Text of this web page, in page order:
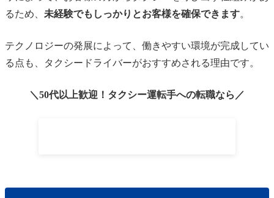
るため、 未経験でもしっかりとお客様を確保できます。
テクノロジーの発展によって、働きやすい環境が完成してい
る点も、タクシードライバーがおすすめされる理由です。
＼50代以上歓迎！タクシー運転手への転職なら／